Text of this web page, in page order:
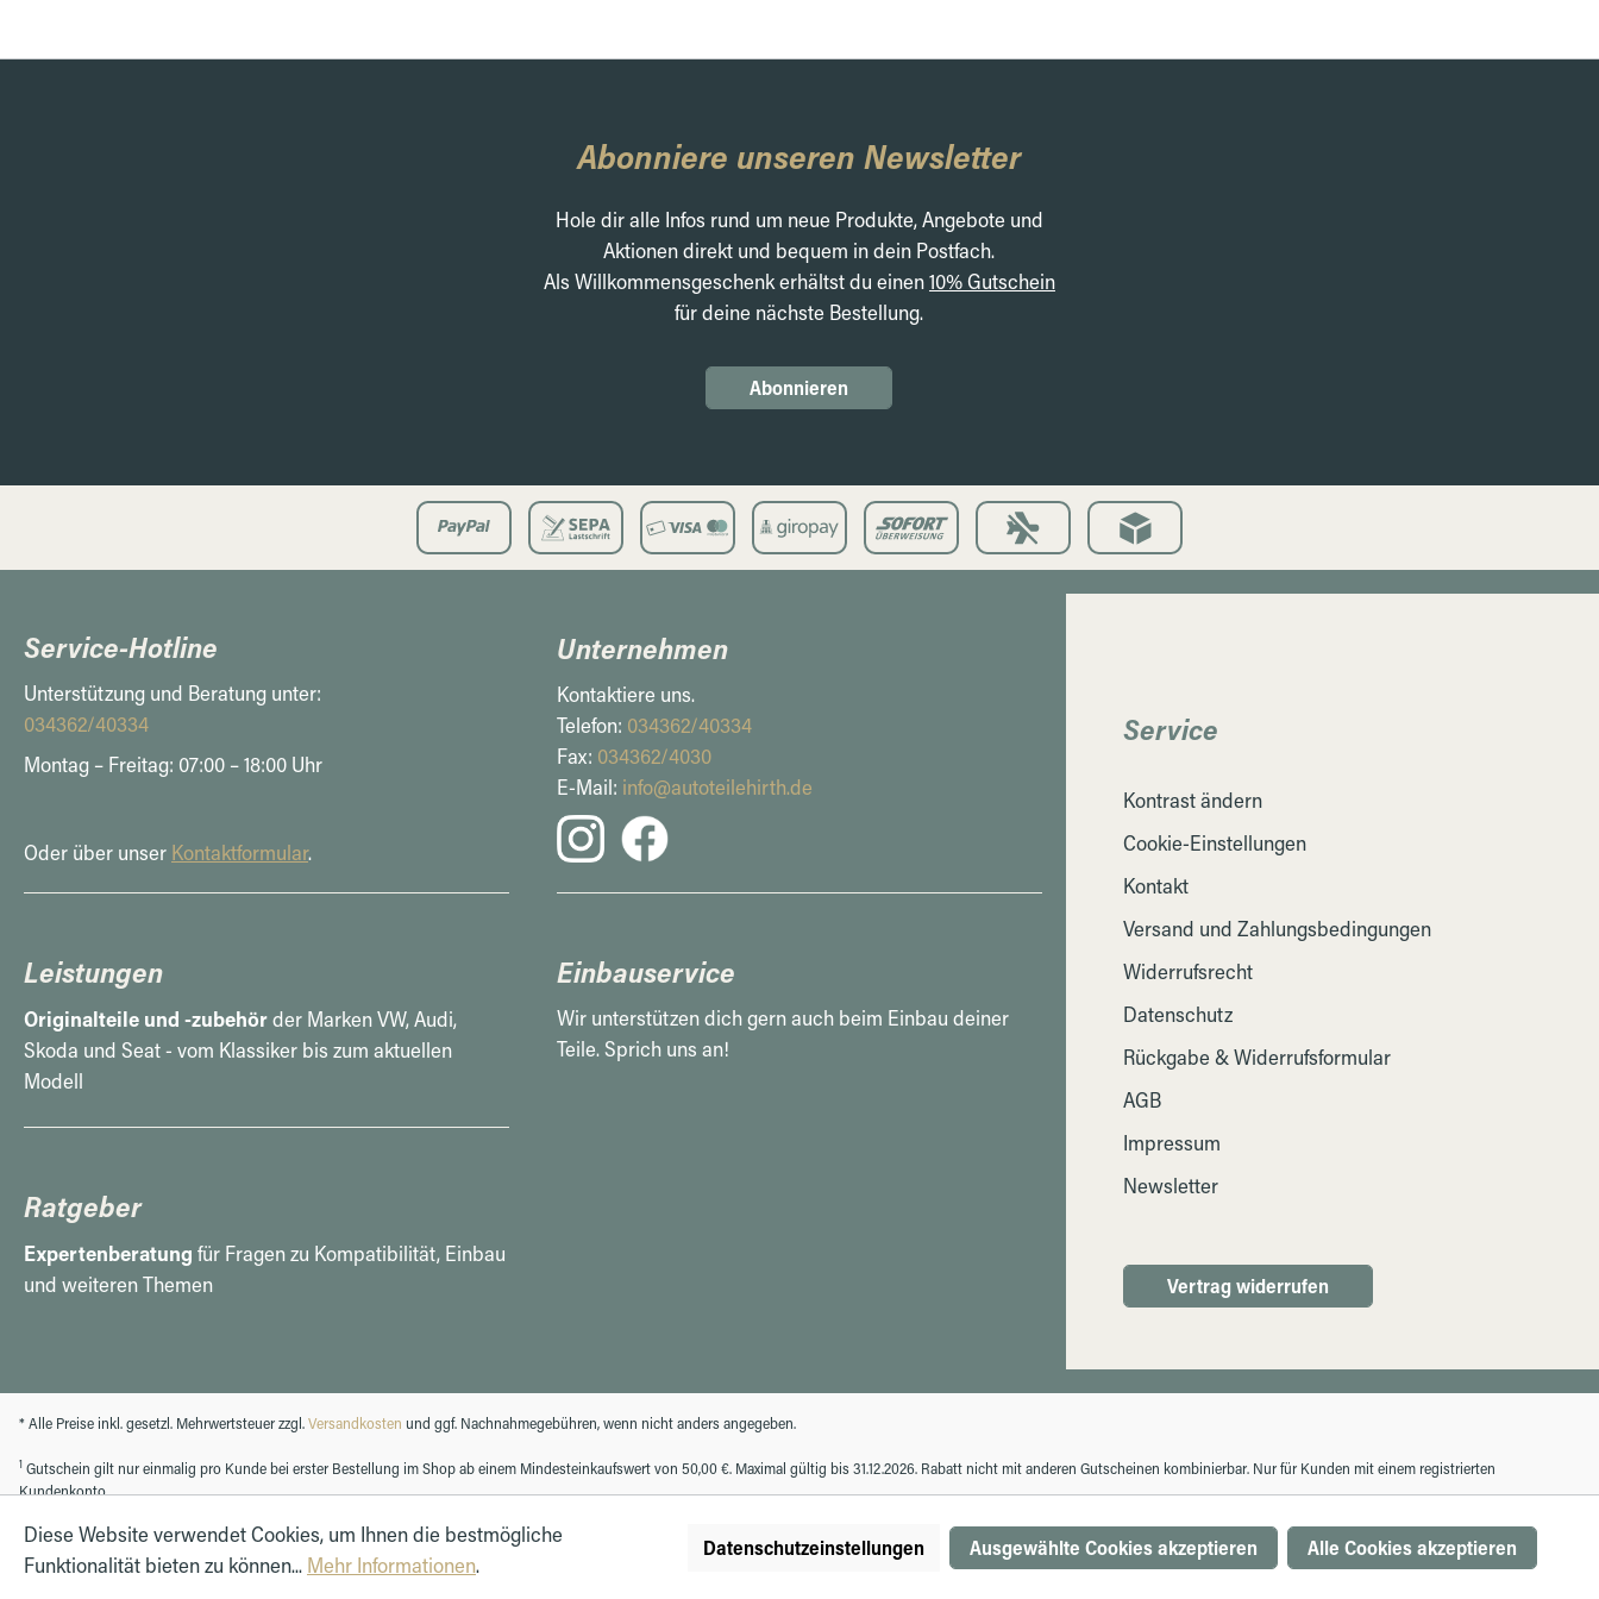
Abonniere unseren Newsletter
Hole dir alle Infos rund um neue Produkte, Angebote und
Aktionen direkt und bequem in dein Postfach.
Als Willkommensgeschenk erhältst du einen10% Gutschein
für deine nächste Bestellung.
Abonnieren
Service-Hotline
Unterstützung und Beratung unter:
034362/40334
Montag – Freitag: 07:00 – 18:00 Uhr
Oder über unser Kontaktformular.
Unternehmen
Kontaktiere uns.
Telefon: 034362/40334
Fax: 034362/4030
E-Mail: info@autoteilehirth.de
Leistungen
Originalteile und -zubehörder Marken VW, Audi,
Skoda und Seat - vom Klassiker bis zum aktuellen
Modell
Einbauservice
Wir unterstützen dich gern auch beim Einbau deiner
Teile. Sprich uns an!
Ratgeber
Expertenberatung für Fragen zu Kompatibilität, Einbau
und weiteren Themen
Service
Kontrast ändern
Cookie-Einstellungen
Kontakt
Versand und Zahlungsbedingungen
Widerrufsrecht
Datenschutz
Rückgabe & Widerrufsformular
AGB
Impressum
Newsletter
Vertrag widerrufen
* Alle Preise inkl. gesetzl. Mehrwertsteuer zzgl.Versandkosten und ggf. Nachnahmegebühren, wenn nicht anders angegeben.
1 Gutschein gilt nur einmalig pro Kunde bei erster Bestellung im Shop ab einem Mindesteinkaufswert von 50,00 €. Maximal gültig bis 31.12.2026. Rabatt nicht mit anderen Gutscheinen kombinierbar. Nur für Kunden mit einem registrierten
Kundenkonto.
Diese Website verwendet Cookies, um Ihnen die bestmögliche
Funktionalität bieten zu können... Mehr Informationen.
Datenschutzeinstellungen Ausgewählte Cookies akzeptieren Alle Cookies akzeptieren